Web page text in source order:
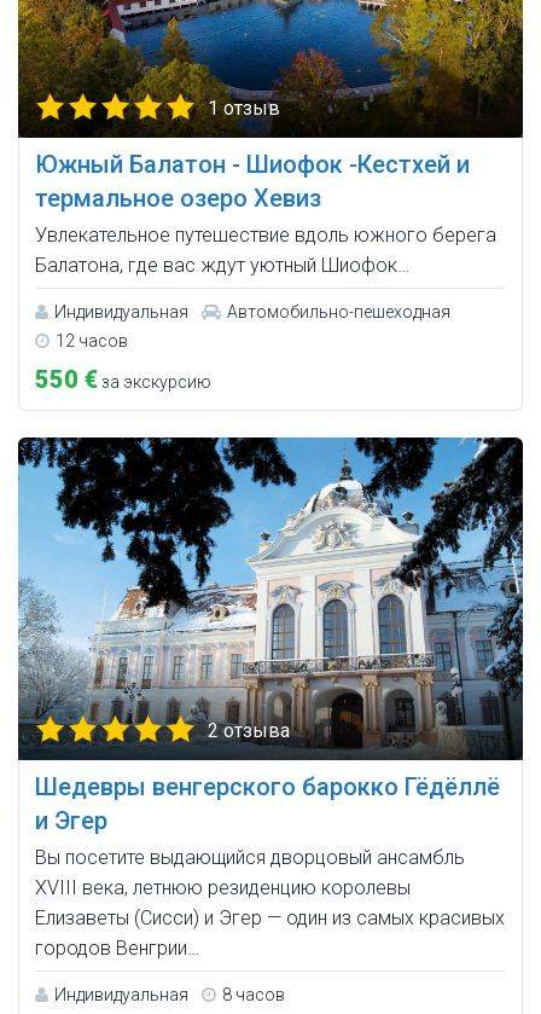
1 отзыв
Южный Балатон - Шиофок -Кестхей и
термальное озеро Хевиз
Увлекательное путешествие вдоль южного берега
Балатона, где вас ждут уютный Шиофок…
Индивидуальная
Автомобильно-пешеходная
12 часов
550 €за экскурсию
2 отзыва
Шедевры венгерского барокко Гёдёллё
и Эгер
Вы посетите выдающийся дворцовый ансамбль
XVIII века, летнюю резиденцию королевы
Елизаветы (Сисси) и Эгер — один из самых красивых
городов Венгрии…
Индивидуальная 8 часов